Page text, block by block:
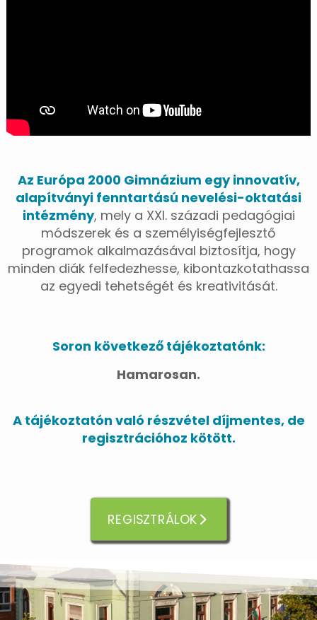
Az Európa 2000 Gimnázium egy innovatív,
alapítványi fenntartású nevelési-oktatási
intézmény, mely a XXI. századi pedagógiai
módszerek és a személyiségfejlesztő
programok alkalmazásával biztosítja, hogy
minden diák felfedezhesse, kibontazkotathassa
az egyedi tehetségét és kreativitását.
Soron következő tájékoztatónk:
Hamarosan.
A tájékoztatón való részvétel díjmentes, de
regisztrációhoz kötött.
REGISZTRÁLOK